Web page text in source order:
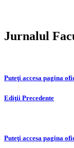
Jurnalul
Puteţi accesa pagina
Ediţii Precedente
Puteţi accesa pagina